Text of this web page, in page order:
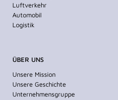
Luftverkehr
Automobil
Logistik
ÜBER UNS
Unsere Mission
Unsere Geschichte
Unternehmensgruppe